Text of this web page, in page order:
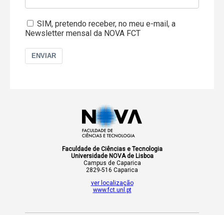
SIM, pretendo receber, no meu e-mail, a
Newsletter mensal da NOVA FCT
ENVIAR
Faculdade de Ciências e Tecnologia
Universidade NOVA de Lisboa
Campus de Caparica
2829-516 Caparica
ver localização
www.fct.unl.pt